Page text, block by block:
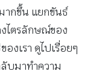
ากขึ้น แยกขันธ์
ไตรลักษณ์ของ
งเรา ดูไปเรื่อยๆ
บมาทำความ